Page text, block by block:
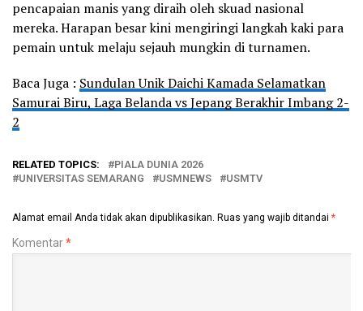
pencapaian manis yang diraih oleh skuad nasional
mereka. Harapan besar kini mengiringi langkah kaki para
pemain untuk melaju sejauh mungkin di turnamen.
Baca Juga : Sundulan Unik Daichi Kamada Selamatkan
Samurai Biru, Laga Belanda vs Jepang Berakhir Imbang 2-
2
RELATED TOPICS:
PIALA DUNIA 2026
UNIVERSITAS SEMARANG
USMNEWS USMTV
Alamat email Anda tidak akan dipublikasikan. Ruas yang wajib ditandai *
Komentar*